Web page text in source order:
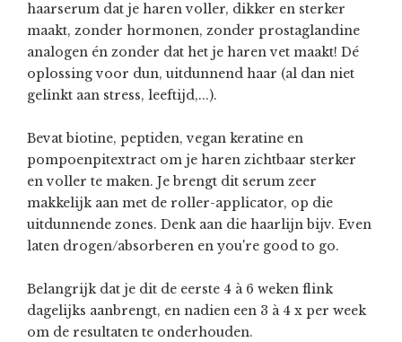
haarserum dat je haren voller, dikker en sterker
maakt, zonder hormonen, zonder prostaglandine
analogen én zonder dat het je haren vet maakt! Dé
oplossing voor dun, uitdunnend haar (al dan niet
gelinkt aan stress, leeftijd,...).
Bevat biotine, peptiden, vegan keratine en
pompoenpitextract om je haren zichtbaar sterker
en voller te maken. Je brengt dit serum zeer
makkelijk aan met de roller-applicator, op die
uitdunnende zones. Denk aan die haarlijn bijv. Even
laten drogen/absorberen en you're good to go.
Belangrijk dat je dit de eerste 4 à 6 weken flink
dagelijks aanbrengt, en nadien een 3 à 4 x per week
om de resultaten te onderhouden.